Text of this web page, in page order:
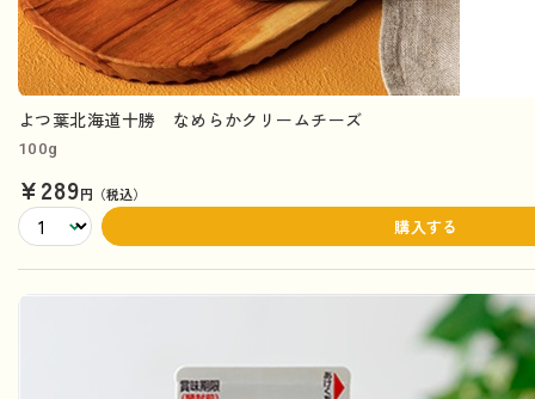
よつ葉北海道十勝 なめらかクリームチーズ
100g
¥289円（税込）
購入する